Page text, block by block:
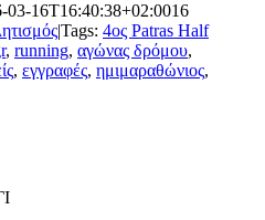
03-16T16:40:38+02:0016
|Tags: 4ος Patras Half
, running, αγώνας δρόμου,
, εγγραφές, ημιμαραθώνιος,